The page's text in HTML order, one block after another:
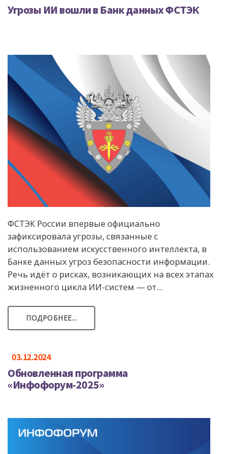
Угрозы ИИ вошли в Банк данных ФСТЭК
ФСТЭК России впервые официально
зафиксировала угрозы, связанные с
использованием искусственного интеллекта, в
Банке данных угроз безопасности информации.
Речь идёт о рисках, возникающих на всех этапах
жизненного цикла ИИ-систем — от...
ПОДРОБНЕЕ...
03.12.2024
Обновленная программа
«Инфофорум-2025»